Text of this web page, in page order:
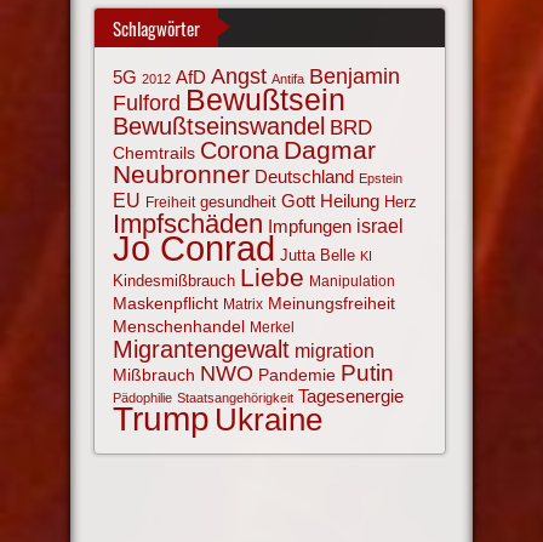
Schlagwörter
5G 2012 AfD Angst Antifa Benjamin
Fulford Bewußtsein
Bewußtseinswandel BRD
Chemtrails Corona Dagmar
Neubronner Deutschland Epstein
EU Freiheit gesundheit Gott Heilung Herz
Impfschäden Impfungen israel
Jo Conrad Jutta Belle KI
Kindesmißbrauch Liebe Manipulation
Maskenpflicht Matrix Meinungsfreiheit
Menschenhandel Merkel
Migrantengewalt migration
Mißbrauch NWO Pandemie Putin
Pädophilie Staatsangehörigkeit Tagesenergie
Trump Ukraine